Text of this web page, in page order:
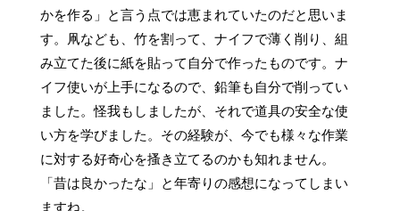
かを作る」と言う点では恵まれていたのだと思いま
す。凧なども、竹を割って、ナイフで薄く削り、組
み立てた後に紙を貼って自分で作ったものです。ナ
イフ使いが上手になるので、鉛筆も自分で削ってい
ました。怪我もしましたが、それで道具の安全な使
い方を学びました。その経験が、今でも様々な作業
に対する好奇心を搔き立てるのかも知れません。
「昔は良かったな」と年寄りの感想になってしまい
ますね。